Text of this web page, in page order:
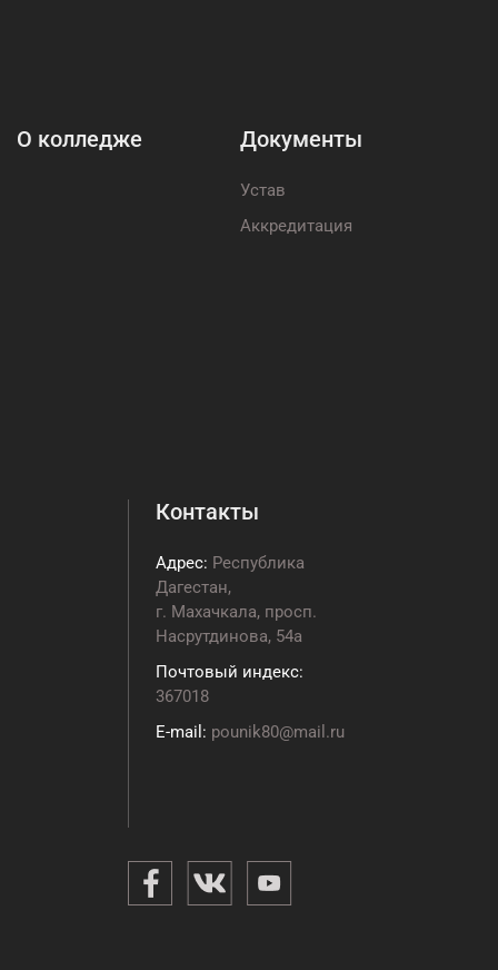
О колледже Документы
Устав
Аккредитация
Контакты
Адрес: Республика
Дагестан,
г. Махачкала, просп.
Насрутдинова, 54а
Почтовый индекс:
367018
E-mail: pounik80@mail.ru